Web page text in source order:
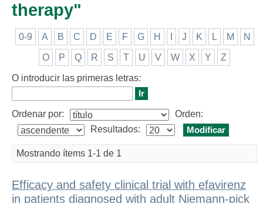
therapy"
0-9 A B C D E F G H J K L M N
O P Q R S T U V W X Y Z
O introducir las primeras letras:
Ordenar por:
Orden:
Resultados:
Mostrando ítems 1-1 de 1
Efficacy and safety clinical trial with efavirenz
in patients diagnosed with adult Niemann-pick